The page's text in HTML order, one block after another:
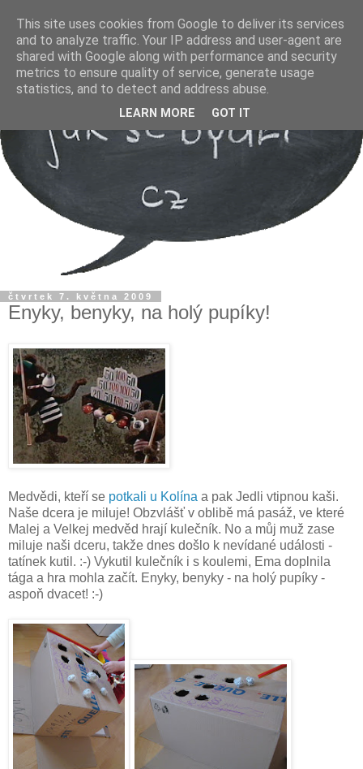
čtvrtek 7. května 2009
Enyky, benyky, na holý pupíky!
Medvědi, kteří se potkali u Kolína a pak Jedli vtipnou kaši.
Naše dcera je miluje! Obzvlášť v oblibě má pasáž, ve které
Malej a Velkej medvěd hrají kulečník. No a můj muž zase
miluje naši dceru, takže dnes došlo k nevídané události -
tatínek kutil. :-) Vykutil kulečník i s koulemi, Ema doplnila
tága a hra mohla začít. Enyky, benyky - na holý pupíky -
aspoň dvacet! :-)
This site uses cookies from Google to deliver its services
and to analyze traffic. Your IP address and user-agent are
shared with Google along with performance and security
metrics to ensure quality of service, generate usage
statistics, and to detect and address abuse.
LEARN MORE GOT IT